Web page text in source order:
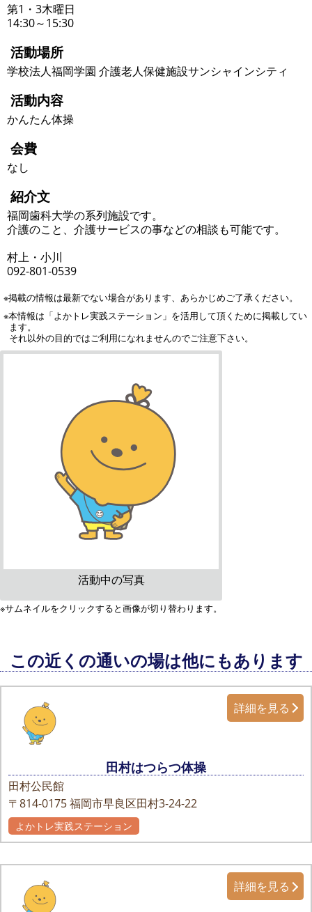
第1・3木曜日
14:30～15:30
活動場所
学校法人福岡学園 介護老人保健施設サンシャインシティ
活動内容
かんたん体操
会費
なし
紹介文
福岡歯科大学の系列施設です。
介護のこと、介護サービスの事などの相談も可能です。
村上・小川
092-801-0539
※掲載の情報は最新でない場合があります、あらかじめご了承ください。
※本情報は「よかトレ実践ステーション」を活用して頂くために掲載してい
ます。
それ以外の目的ではご利用になれませんのでご注意下さい。
活動中の写真
※サムネイルをクリックすると画像が切り替わります。
この近くの通いの場は他にもあります
田村はつらつ体操
田村公民館
〒814-0175福岡市早良区田村3-24-22
詳細を見る
よかトレ実践ステーション
詳細を見る